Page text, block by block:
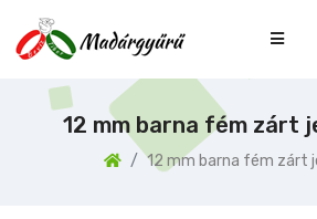
12 mm barna fém zárt
12 mm barna fém zárt